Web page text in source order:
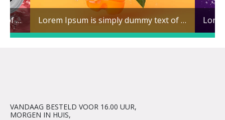
Lorem Ipsum is simply dummy text of the
VANDAAG BESTELD VOOR 16.00 UUR,
MORGEN IN HUIS,